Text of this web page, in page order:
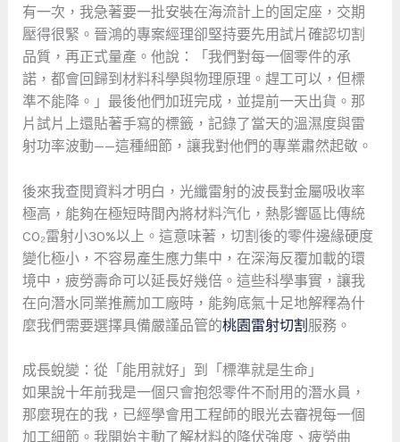
有一次，我急著要一批安裝在海流計上的固定座，交期
壓得很緊。晉鴻的專案經理卻堅持要先用試片確認切割
品質，再正式量產。他說：「我們對每一個零件的承
諾，都會回歸到材料科學與物理原理。趕工可以，但標
準不能降。」最後他們加班完成，並提前一天出貨。那
片試片上還貼著手寫的標籤，記錄了當天的溫濕度與雷
射功率波動——這種細節，讓我對他們的專業肅然起敬。
後來我查閱資料才明白，光纖雷射的波長對金屬吸收率
極高，能夠在極短時間內將材料汽化，熱影響區比傳統
CO₂雷射小30%以上。這意味著，切割後的零件邊緣硬度
變化極小，不容易產生應力集中，在深海反覆加載的環
境中，疲勞壽命可以延長好幾倍。這些科學事實，讓我
在向潛水同業推薦加工廠時，能夠底氣十足地解釋為什
麼我們需要選擇具備嚴謹品管的桃園雷射切割 服務。
成長蛻變：從「能用就好」到「標準就是生命」
如果說十年前我是一個只會抱怨零件不耐用的潛水員，
那麼現在的我，已經學會用工程師的眼光去審視每一個
加工細節。我開始主動了解材料的降伏強度、疲勞曲